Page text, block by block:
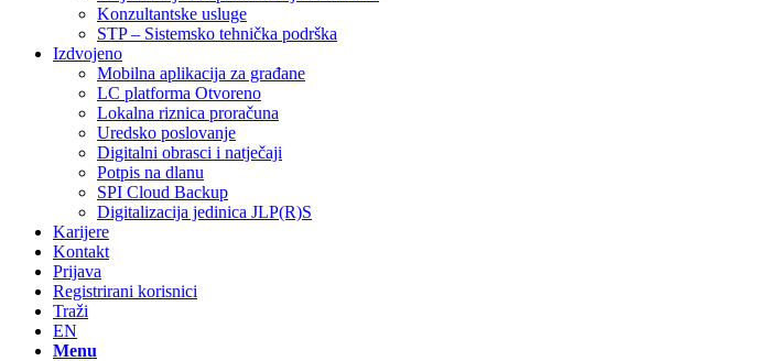
Konzultantske usluge
STP – Sistemsko tehnička podrška
Izdvojeno
Mobilna aplikacija za građane
LC platforma Otvoreno
Lokalna riznica proračuna
Uredsko poslovanje
Digitalni obrasci i natječaji
Potpis na dlanu
SPI Cloud Backup
Digitalizacija jedinica JLP(R)S
Karijere
Kontakt
Prijava
Registrirani korisnici
Traži
EN
Menu